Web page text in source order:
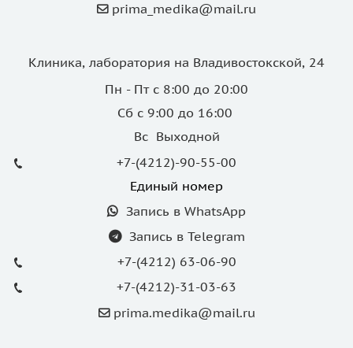
prima_medika@mail.ru
Клиника, лаборатория на Владивостокской, 24
Пн - Пт с 8:00 до 20:00
Сб с 9:00 до 16:00
Вс Выходной
+7-(4212)-90-55-00
Единый номер
Запись в WhatsApp
Запись в Telegram
+7-(4212) 63-06-90
+7-(4212)-31-03-63
prima.medika@mail.ru